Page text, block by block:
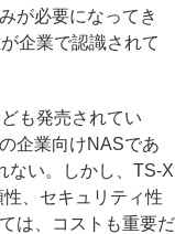
が必要になってき
企業で認識されて
も発売されてい
企業向けNASであ
ない。しかし、TS-X
、セキュリティ性
は、コストも重要だ